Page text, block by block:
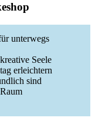
unterwegs
Seele
erleichtern
sind